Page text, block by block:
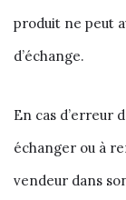
produit ne peut
d’échange.
En cas d’erreur
échanger ou à
vendeur dans